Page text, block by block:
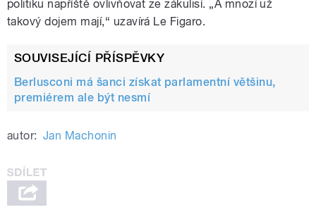
politiku napříště ovlivňovat ze zákulisí. „A mnozí už
takový dojem mají,“ uzavírá Le Figaro.
SOUVISEJÍCÍ PŘÍSPĚVKY
Berlusconi má šanci získat parlamentní většinu,
premiérem ale být nesmí
autor: Jan Machonin